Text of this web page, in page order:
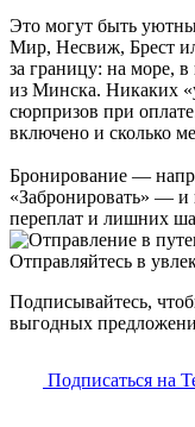
Это могут быть
Мир, Несвиж, Брест
за границу: на море,
из Минска. Никаких
сюрпризов при
включено и сколько
Бронирование —
«Забронировать» — и
переплат и лишних
Отправляйтесь в
Подписывайтесь,
выгодных
Подписаться на